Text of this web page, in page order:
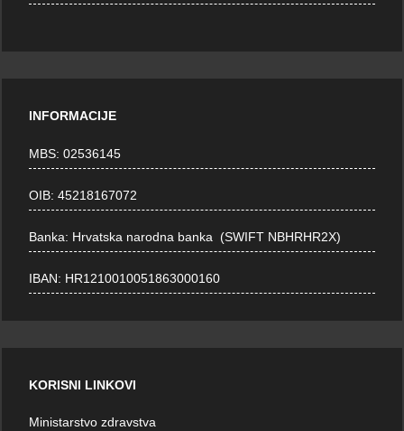
INFORMACIJE
MBS: 02536145
OIB: 45218167072
Banka: Hrvatska narodna banka (SWIFT NBHRHR2X)
IBAN: HR1210010051863000160
KORISNI LINKOVI
Ministarstvo zdravstva